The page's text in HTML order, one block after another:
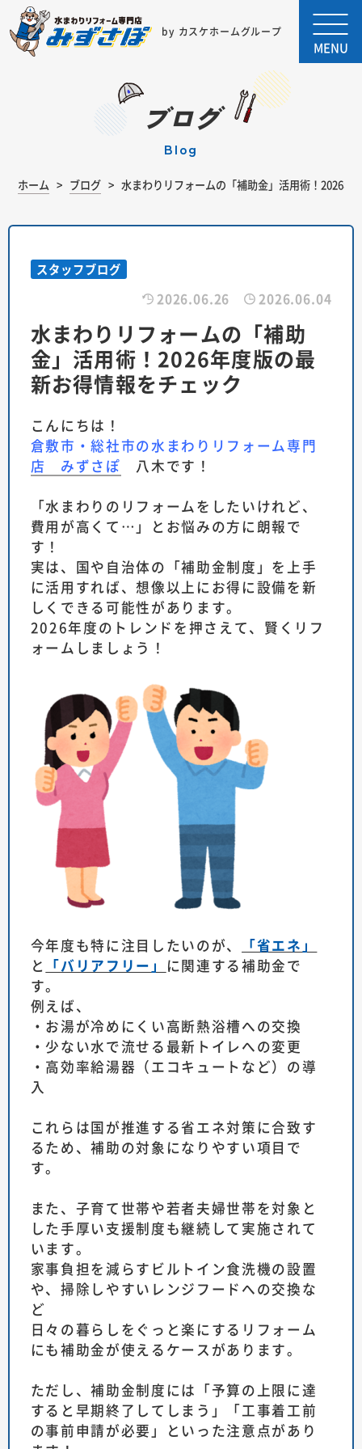
by カスケホームグループ
MENU
ブログ
blog
ホーム ブログ 水まわりリフォームの「補助金」活用術！2026年
スタッフブログ
2026.06.26 2026.06.04
水まわりリフォームの「補助
金」活用術！2026年度版の最
新お得情報をチェック
こんにちは！
倉敷市・総社市の水まわりリフォーム専門
店 みずさぽ
八木です！
「水まわりのリフォームをしたいけれど、
費用が高くて…」とお悩みの方に朗報で
す！
実は、国や自治体の「補助金制度」を上手
に活用すれば、想像以上にお得に設備を新
しくできる可能性があります。
2026年度のトレンドを押さえて、賢くリフ
ォームしましょう！
今年度も特に注目したいのが、
「省エネ」
と 「バリアフリー」 に関連する補助金で
す。
例えば、
・お湯が冷めにくい高断熱浴槽への交換
・少ない水で流せる最新トイレへの変更
・高効率給湯器（エコキュートなど）の導
入
これらは国が推進する省エネ対策に合致す
るため、補助の対象になりやすい項目で
す。
また、子育て世帯や若者夫婦世帯を対象と
した手厚い支援制度も継続して実施されて
います。
家事負担を減らすビルトイン食洗機の設置
や、掃除しやすいレンジフードへの交換な
ど
日々の暮らしをぐっと楽にするリフォーム
にも補助金が使えるケースがあります。
ただし、補助金制度には「予算の上限に達
すると早期終了してしまう」「工事着工前
の事前申請が必要」といった注意点があり